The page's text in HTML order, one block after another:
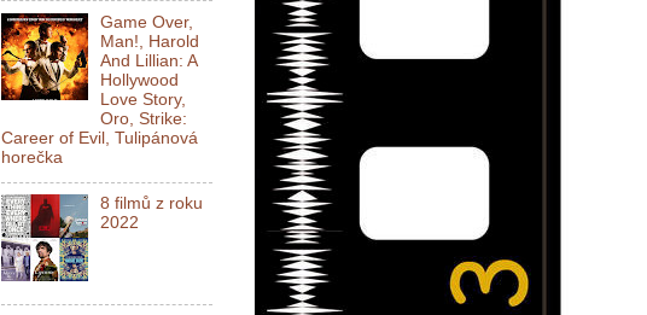
Game Over,
Man!, Harold
And Lillian: A
Hollywood
Love Story,
Oro, Strike:
Career of Evil, Tulipánová
horečka
8 filmů z roku
2022